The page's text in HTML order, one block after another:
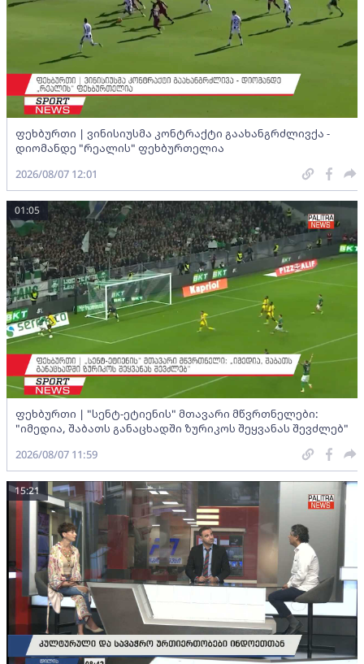
ფეხბურთი | ვინისიუსმა კონტრაქტი გაახანგრძლივქა -
დიომანდე "რეალის" ფეხბურთელია
2026/08/07 12:01
ფეხბურთი | "სენტ-ეტიენის" მთავარი მწვრთნელები:
"იმედია, შაბათს განაცხადში ზურიკოს შეყვანას შევძლებ"
01:05
2026/08/07 11:59
15:21